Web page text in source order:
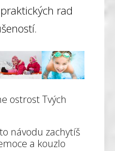
rad
ostrost Tvých
návodu zachytíš
a kouzlo